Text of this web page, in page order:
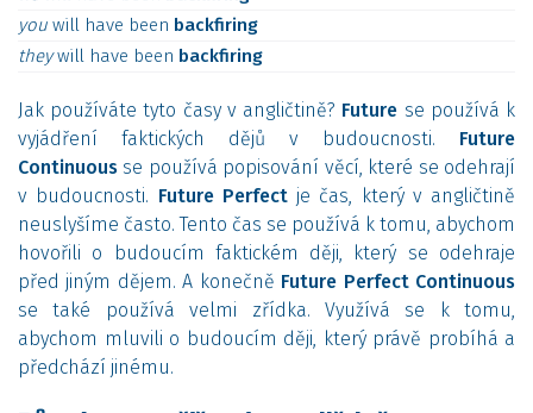
you will have been backfiring
theywill have been backfiring
Jak používáte tyto časy v angličtině? Future se používá k
vyjádření faktických dějů v budoucnosti. Future
Continuous se používá popisování věcí, které se odehrají
v budoucnosti. Future Perfectje čas, který v angličtině
neuslyšíme často. Tento čas se používá k tomu, abychom
hovořili o budoucím faktickém ději, který se odehraje
před jiným dějem. A konečně Future Perfect Continuous
se také používá velmi zřídka. Využívá se k tomu,
abychom mluvili o budoucím ději, který právě probíhá a
předchází jinému.